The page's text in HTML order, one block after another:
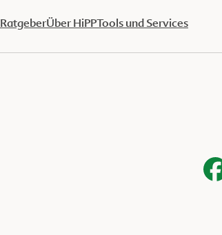
RatgeberÜber HiPPTools und Services